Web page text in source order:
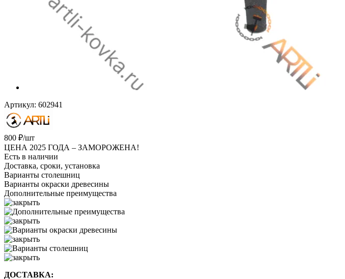
Артикул: 602941
800 ₽/шт
ЦЕНА 2025 ГОДА – ЗАМОРОЖЕНА!
Есть в наличии
Доставка, сроки, установка
Варианты столешниц
Варианты окраски древесины
Дополнительные преимущества
ДОСТАВКА: